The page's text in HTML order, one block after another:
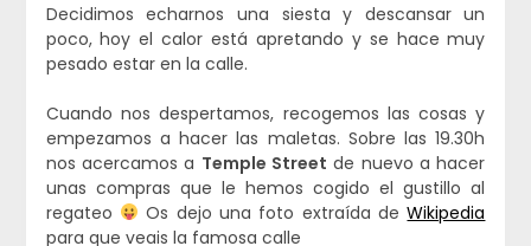
Decidimos echarnos una siesta y descansar un
poco, hoy el calor está apretando y se hace muy
pesado estar en la calle.
Cuando nos despertamos, recogemos las cosas y
empezamos a hacer las maletas. Sobre las 19.30h
nos acercamos a Temple Street de nuevo a hacer
unas compras que le hemos cogido el gustillo al
regateo
Os dejo una foto extraída deWikipedia
para que veais la famosa calle